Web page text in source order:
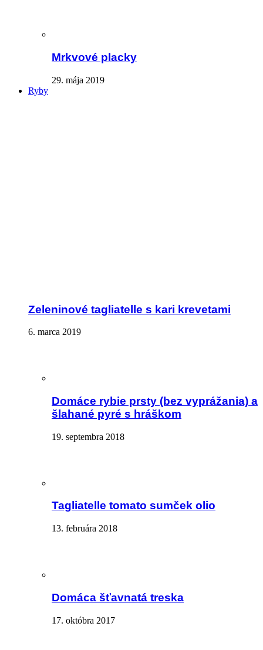
Mrkvové placky
29. mája 2019
Ryby
Zeleninové tagliatelle s kari krevetami
6. marca 2019
Domáce rybie prsty (bez vyprážania) a
šlahané pyré s hráškom
19. septembra 2018
Tagliatelle tomato sumček olio
13. februára 2018
Domáca šťavnatá treska
17. októbra 2017